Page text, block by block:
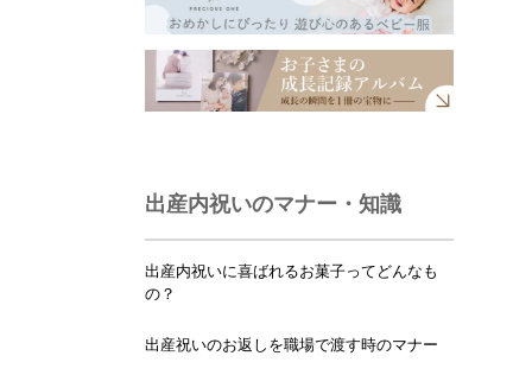
出産内祝いのマナー・知識
出産内祝いに喜ばれるお菓子ってどんなも
の？
出産祝いのお返しを職場で渡す時のマナー